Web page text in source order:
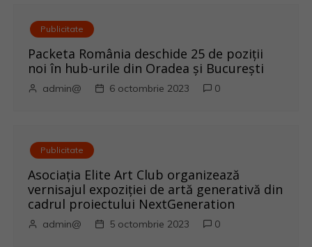
Publicitate
Packeta România deschide 25 de poziții
noi în hub-urile din Oradea și București
admin@ 6 octombrie 2023 0
Publicitate
Asociația Elite Art Club organizează
vernisajul expoziției de artă generativă din
cadrul proiectului NextGeneration
admin@ 5 octombrie 2023 0